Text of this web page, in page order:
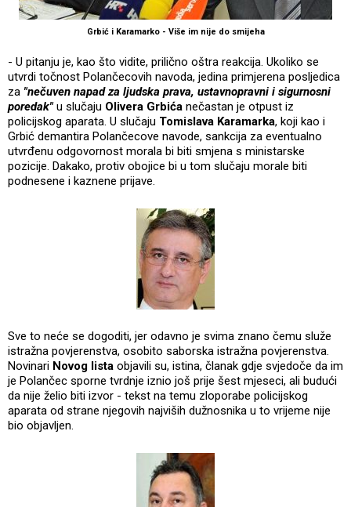
Grbić i Karamarko - Više im nije do smijeha
- U pitanju je, kao što vidite, prilično oštra reakcija. Ukoliko se
utvrdi točnost Polančecovih navoda, jedina primjerena posljedica
za "nečuven napad za ljudska prava, ustavnopravni i sigurnosni
poredak"u slučaju Olivera Grbića nečastan je otpust iz
policijskog aparata. U slučaju Tomislava Karamarka, koji kao i
Grbić demantira Polančecove navode, sankcija za eventualno
utvrđenu odgovornost morala bi biti smjena s ministarske
pozicije. Dakako, protiv obojice bi u tom slučaju morale biti
podnesene i kaznene prijave.
Sve to neće se dogoditi, jer odavno je svima znano čemu služe
istražna povjerenstva, osobito saborska istražna povjerenstva.
Novinari Novog lista objavili su, istina, članak gdje svjedoče da im
je Polančec sporne tvrdnje iznio još prije šest mjeseci, ali budući
da nije želio biti izvor - tekst na temu zloporabe policijskog
aparata od strane njegovih najviših dužnosnika u to vrijeme nije
bio objavljen.